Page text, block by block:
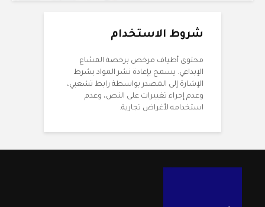
شروط الاستخدام
محتوى أطياف مرخص برخصة المشاع
الإبداعي. يسمح بإعادة نشر المواد بشرط
الإشارة إلى المصدر بواسطة رابط تشعبي،
وعدم إجراء تغييرات على النص، وعدم
استخدامه لأغراض تجارية.